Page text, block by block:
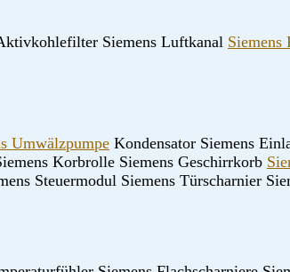
Siemens Luftkanal Siemens
Umwälzpumpe Kondensator Siemens
Korbrolle Siemens Geschirrkorb
Steuermodul Siemens Türscharnier